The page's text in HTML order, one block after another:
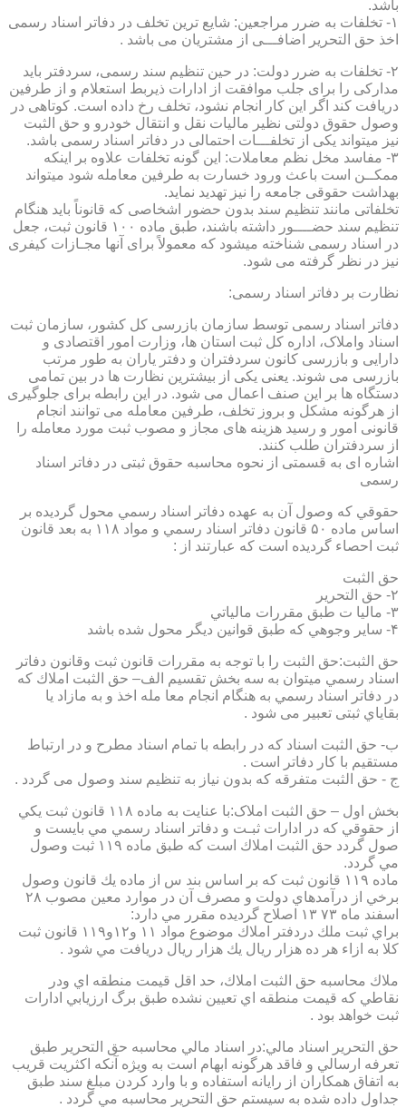
باشد.
۱- تخلفات به ضرر مراجعین: شایع ترین تخلف در دفاتر اسناد رسمی
اخذ حق التحریر اضافـــی از مشتریان می باشد .
۲- تخلفات به ضرر دولت: در حین تنظیم سند رسمی، سردفتر باید
مدارکی را برای جلب موافقت از ادارات ذیربط استعلام و از طرفین
دریافت کند اگر این کار انجام نشود، تخلف رخ داده است. کوتاهی در
وصول حقوق دولتی نظیر مالیات نقل و انتقال خودرو و حق الثبت
نیز میتواند یکی از تخلفـــات احتمالی در دفاتر اسناد رسمی باشد.
۳- مفاسد مخل نظم معاملات: این گونه تخلفات علاوه بر اینکه
ممکــن است باعث ورود خسارت به طرفین معامله شود میتواند
بهداشت حقوقی جامعه را نیز تهدید نماید.
تخلفاتی مانند تنظیم سند بدون حضور اشخاصی که قانوناً باید هنگام
تنظیم سند حضــــور داشته باشند، طبق ماده ۱۰۰ قانون ثبت، جعل
در اسناد رسمی شناخته میشود که معمولاً برای آنها مجـازات کیفری
نیز در نظر گرفته می شود.
نظارت بر دفاتر اسناد رسمی:
دفاتر اسناد رسمی توسط سازمان بازرسی کل کشور، سازمان ثبت
اسناد واملاک، اداره کل ثبت استان ها، وزارت امور اقتصادی و
دارایی و بازرسی کانون سردفتران و دفتر یاران به طور مرتب
بازرسی می شوند. یعنی یکی از بیشترین نظارت ها در بین تمامی
دستگاه ها بر این صنف اعمال می شود. در این رابطه برای جلوگیری
از هرگونه مشکل و بروز تخلف، طرفین معامله می توانند انجام
قانونی امور و رسید هزینه های مجاز و مصوب ثبت مورد معامله را
از سردفتران طلب کنند.
اشاره ای به قسمتی از نحوه محاسبه حقوق ثبتی در دفاتر اسناد
رسمی
حقوقي كه وصول آن به عهده دفاتر اسناد رسمي محول گرديده بر
اساس ماده ۵۰ قانون دفاتر اسناد رسمي و مواد ۱۱۸ به بعد قانون
ثبت احصاء گرديده است كه عبارتند از :
حق الثبت
۲- حق التحرير
۳- ماليا ت طبق مقررات مالياتي
۴- ساير وجوهي كه طبق قوانين ديگر محول شده باشد
حق الثبت:حق الثبت را با توجه به مقررات قانون ثبت وقانون دفاتر
اسناد رسمي ميتوان به سه بخش تقسيم الف– حق الثبت املاك كه
در دفاتر اسناد رسمي به هنگام انجام معا مله اخذ و به مازاد يا
بقاياي ثبتی تعبیر می شود .
ب- حق الثبت اسناد كه در رابطه با تمام اسناد مطرح و در ارتباط
مستقيم با كار دفاتر است .
ج - حق الثبت متفرقه كه بدون نياز به تنظیم سند وصول می گردد .
بخش اول – حق الثبت املاک:با عنايت به ماده ۱۱۸ قانون ثبت يكي
از حقوقي كه در ادارات ثبـت و دفاتر اسناد رسمي مي بايست و
صول گردد حق الثبت املاك است كه طبق ماده ۱۱۹ ثبت وصول
مي گردد.
ماده ۱۱۹ قانون ثبت كه بر اساس بند س از ماده يك قانون وصول
برخي از درآمدهاي دولت و مصرف آن در موارد معين مصوب ۲۸
اسفند ماه ۷۳ ۱۳ اصلاح گرديده مقرر مي دارد:
براي ثبت ملك دردفتر املاك موضوع مواد ۱۱ و۱۲و۱۱۹ قانون ثبت
كلا به ازاء هر ده هزار ريال يك هزار ريال دريافت مي شود .
ملاك محاسبه حق الثبت املاك، حد اقل قيمت منطقه اي ودر
نقاطي كه قيمت منطقه اي تعيين نشده طبق برگ ارزيابي ادارات
ثبت خواهد بود .
حق التحرير اسناد مالي:در اسناد مالي محاسبه حق التحرير طبق
تعرفه ارسالي و فاقد هرگونه ابهام است به ويژه آنكه اكثريت قريب
به اتفاق همكاران از رايانه استفاده و با وارد كردن مبلغ سند طبق
جداول داده شده به سيستم حق التحرير محاسبه مي گردد .